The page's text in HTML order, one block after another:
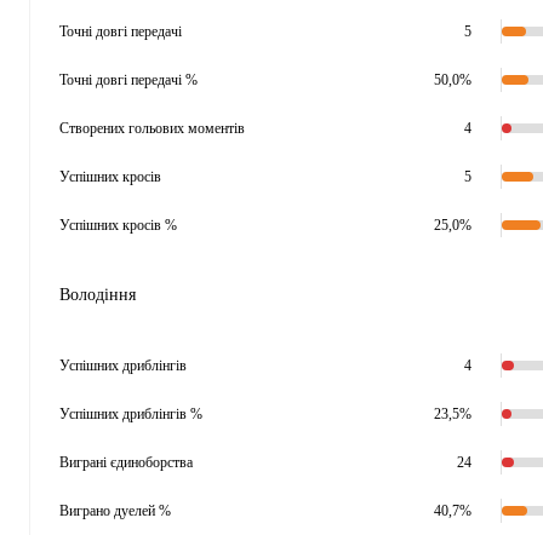
Точні довгі передачі 5
Точні довгі передачі % 50,0%
Створених гольових моментів 4
Успішних кросів 5
Успішних кросів % 25,0%
Володіння
Успішних дриблінгів 4
Успішних дриблінгів % 23,5%
Виграні єдиноборства 24
Виграно дуелей % 40,7%